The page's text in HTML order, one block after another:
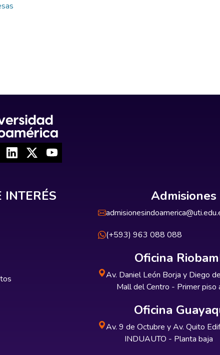
INTERÉS Admisiones
(+593) 963 088 088
Oficina
Av. Daniel León Borja y Diego
Mall del Centro - Primer piso
Oficina
Av. 9 de Octubre y Av. Quito
INDUAUTO - Planta baja